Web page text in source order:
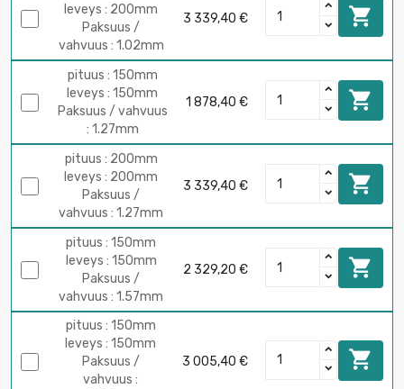
leveys : 200mm
Paksuus /
vahvuus : 1.02mm
3 339,40 € 
pituus : 150mm
leveys : 150mm
Paksuus / vahvuus
: 1.27mm
1 878,40 € 
pituus : 200mm
leveys : 200mm
Paksuus /
vahvuus : 1.27mm
3 339,40 € 
pituus : 150mm
leveys : 150mm
Paksuus /
vahvuus : 1.57mm
2 329,20 € 
pituus : 150mm
leveys : 150mm
Paksuus /
vahvuus :
3 005,40 € 